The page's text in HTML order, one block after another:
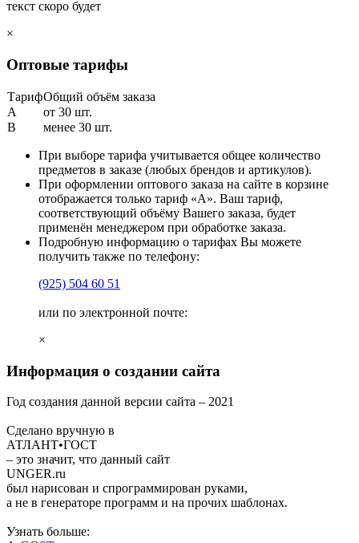
текст скоро будет
×
Оптовые тарифы
ТарифОбщий объём заказа
A
от 30 шт.
B
менее 30 шт.
При выборе тарифа учитывается общее количество
предметов в заказе (любых брендов и артикулов).
При оформлении оптового заказа на сайте в корзине
отображается только тариф «А». Ваш тариф,
соответствующий объёму Вашего заказа, будет
применён менеджером при обработке заказа.
Подробную информацию о тарифах Вы можете
получить также по телефону:
(925) 504 60 51
или по электронной почте:
×
Информация о создании сайта
Год создания данной версии сайта – 2021
Сделано вручную в
АТЛАНТ•ГОСТ
– это значит, что данный сайт
UNGER.ru
был нарисован и спрограммирован руками,
а не в генераторе программ и на прочих шаблонах.
Узнать больше: